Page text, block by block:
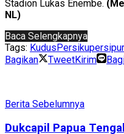
Stadion Lukas Enembe.
NL)
Baca Selengkapnya
Tags: KudusPersiku
Bagikan
TweetKirim
Berita Sebelumnya
Dukcapil Papua